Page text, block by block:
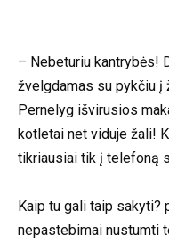
– Nebeturiu kantrybės!
žvelgdamas su pykčiu į
Pernelyg išvirusios
kotletai net viduje žali!
tikriausiai tik į telefoną
Kaip tu gali taip sakyti?
nepastebimai nustumti